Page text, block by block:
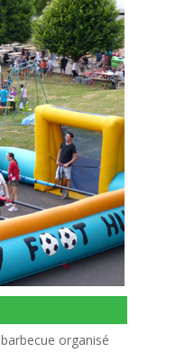
barbecue organisé